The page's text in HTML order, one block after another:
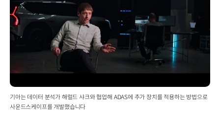
기아는 데이터 분석가 해럴드 샤크와 협업해 ADAS에 추가 장치를 적용하는 방법으로
사운드스케이프를 개발했습니다